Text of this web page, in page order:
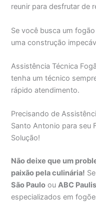
reunir para desfrutar de
Se você busca um
uma construção
Assistência Técnica
tenha um técnico
rápido atendimento.
Precisando de
Santo Antonio para seu
Solução!
Não deixe que um
paixão pela culinária!
São Paulo ouABC
especializados em